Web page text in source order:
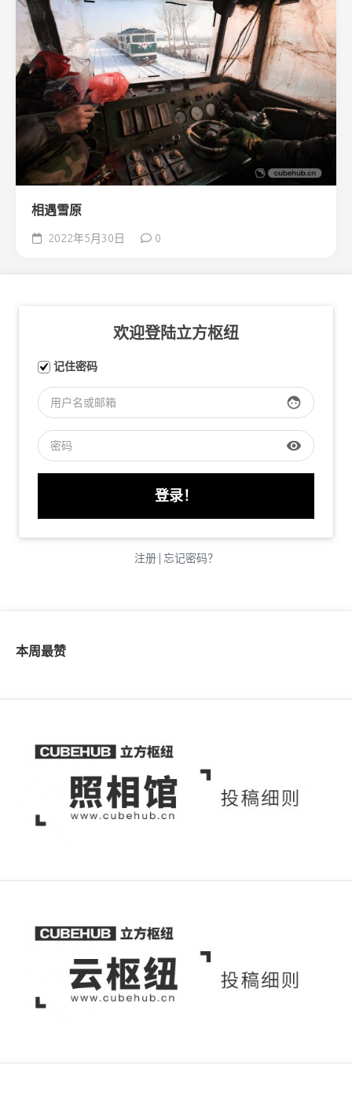
相遇雪原
2022年5月30日 0
欢迎登陆立方枢纽
记住密码
face
visibility
注册| 忘记密码？
本周最赞